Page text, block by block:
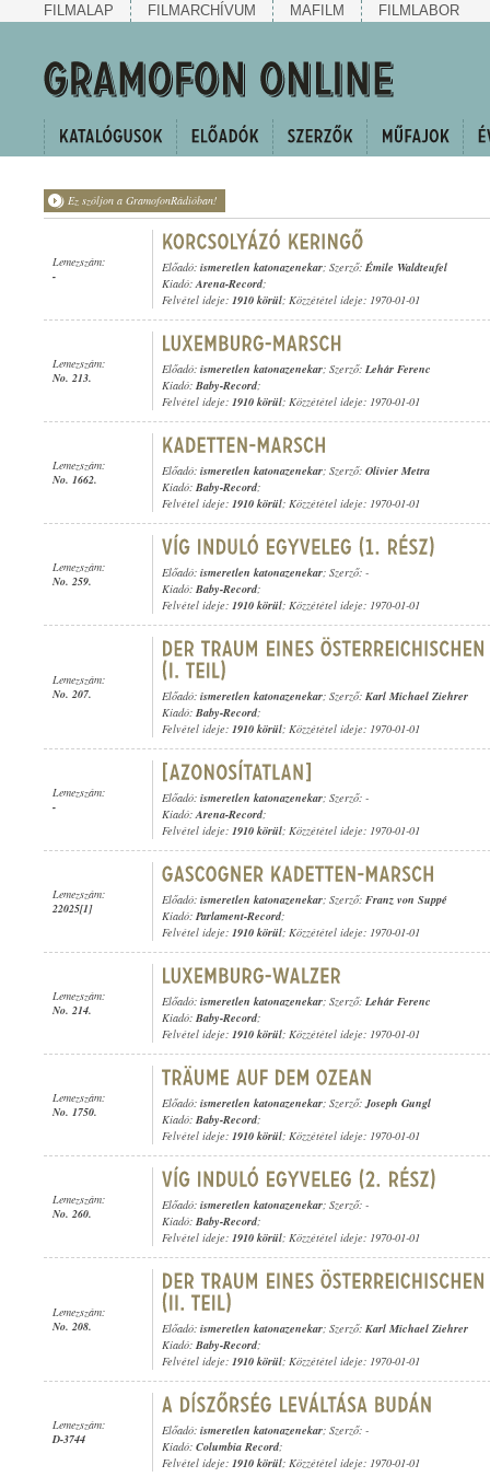
FILMALAP FILMARCHÍVUM MAFILM FILMLABOR
Ez szóljon a GramofonRádióban!
Lemezszám:
-
Előadó: ismeretlen katonazenekar; Szerző: Émile Waldteufel
Kiadó:Arena-Record;
Felvétel ideje: 1910 körül; Közzététel ideje: 1970-01-01
Lemezszám:
No. 213.
Előadó: ismeretlen katonazenekar; Szerző: Lehár Ferenc
Kiadó: Baby-Record;
Felvétel ideje: 1910 körül; Közzététel ideje: 1970-01-01
Lemezszám:
No. 1662.
Előadó: ismeretlen katonazenekar; Szerző: Olivier Metra
Kiadó: Baby-Record;
Felvétel ideje: 1910 körül; Közzététel ideje: 1970-01-01
Lemezszám:
No. 259.
Előadó: ismeretlen katonazenekar; Szerző: -
Kiadó: Baby-Record;
Felvétel ideje: 1910 körül; Közzététel ideje: 1970-01-01
Lemezszám:
No. 207.
Előadó: ismeretlen katonazenekar; Szerző: Karl Michael Ziehrer
Kiadó: Baby-Record;
Felvétel ideje: 1910 körül; Közzététel ideje: 1970-01-01
Lemezszám:
-
Előadó: ismeretlen katonazenekar; Szerző: -
Kiadó:Arena-Record;
Felvétel ideje: 1910 körül; Közzététel ideje: 1970-01-01
Lemezszám:
22025[1]
Előadó: ismeretlen katonazenekar; Szerző: Franz von Suppé
Kiadó: Parlament-Record;
Felvétel ideje: 1910 körül; Közzététel ideje: 1970-01-01
Lemezszám:
No. 214.
Előadó: ismeretlen katonazenekar; Szerző: Lehár Ferenc
Kiadó: Baby-Record;
Felvétel ideje: 1910 körül; Közzététel ideje: 1970-01-01
Lemezszám:
No. 1750.
Előadó: ismeretlen katonazenekar; Szerző:Joseph Gungl
Kiadó: Baby-Record;
Felvétel ideje: 1910 körül; Közzététel ideje: 1970-01-01
Lemezszám:
No. 260.
Előadó: ismeretlen katonazenekar; Szerző: -
Kiadó: Baby-Record;
Felvétel ideje: 1910 körül; Közzététel ideje: 1970-01-01
Lemezszám:
No. 208.
Előadó: ismeretlen katonazenekar; Szerző: Karl Michael Ziehrer
Kiadó: Baby-Record;
Felvétel ideje: 1910 körül; Közzététel ideje: 1970-01-01
Lemezszám:
D-3744
Előadó: ismeretlen katonazenekar; Szerző: -
Kiadó: Columbia Record;
Felvétel ideje: 1910 körül; Közzététel ideje: 1970-01-01